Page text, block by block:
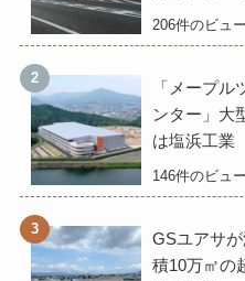
206件のビュー
「メープ
ンター」大
は塩浜工業
146件のビュー
GSユアサ
積10万㎡の